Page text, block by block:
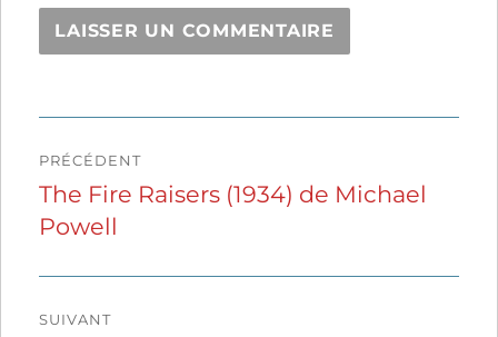
de
l’article
PRÉCÉDENT
Publication
précédente :
The Fire Raisers (1934) de Michael
Powell
SUIVANT